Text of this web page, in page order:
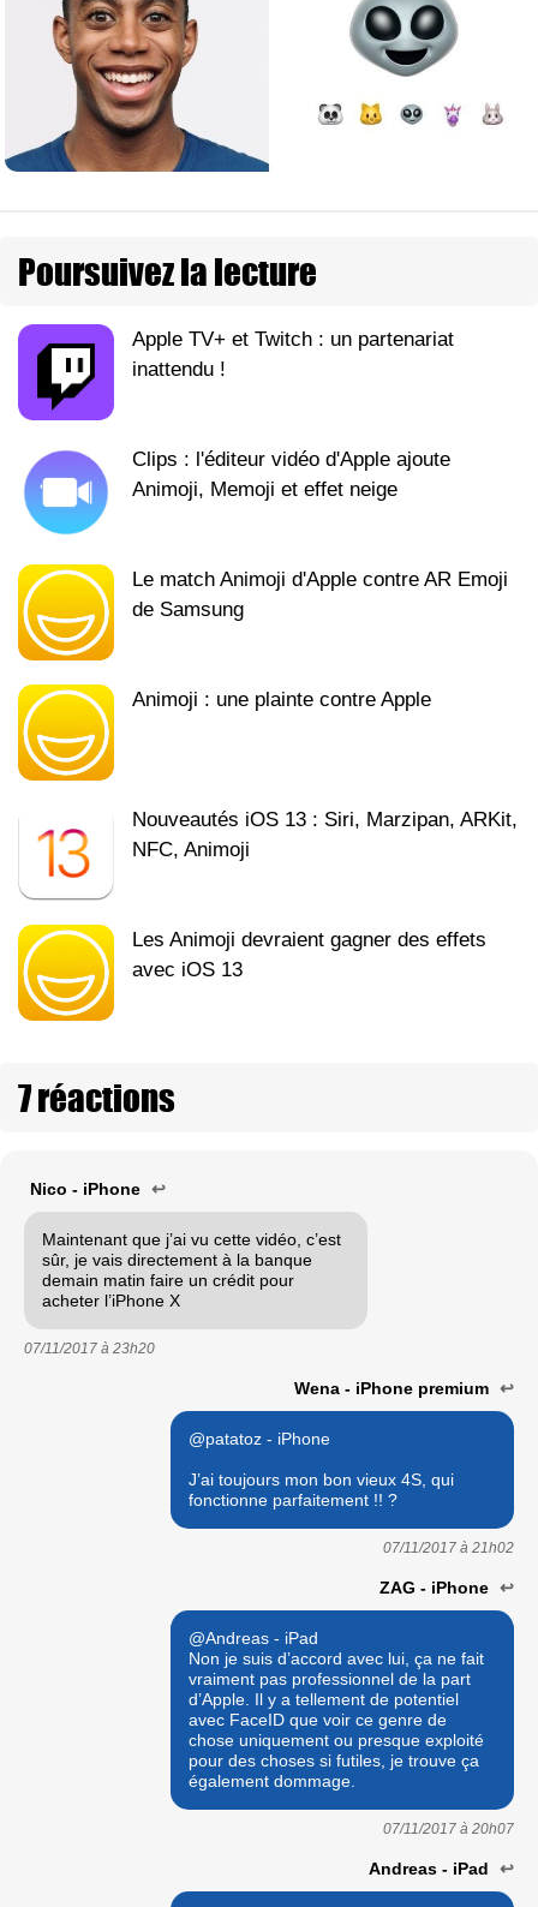
Poursuivez la lecture
Apple TV+ et Twitch : un partenariat
inattendu !
Clips : l'éditeur vidéo d'Apple ajoute
Animoji, Memoji et effet neige
Le match Animoji d'Apple contre AR Emoji
de Samsung
Animoji : une plainte contre Apple
Nouveautés iOS 13 : Siri, Marzipan, ARKit,
NFC, Animoji
Les Animoji devraient gagner des effets
avec iOS 13
7 réactions
Nico - iPhone ↩
Maintenant que j’ai vu cette vidéo, c’est
sûr, je vais directement à la banque
demain matin faire un crédit pour
acheter l’iPhone X
07/11/2017 à 23h20
Wena - iPhone premium ↩
@patatoz - iPhone
J’ai toujours mon bon vieux 4S, qui
fonctionne parfaitement !! ?
07/11/2017 à 21h02
ZAG - iPhone ↩
@Andreas - iPad
Non je suis d’accord avec lui, ça ne fait
vraiment pas professionnel de la part
d’Apple. Il y a tellement de potentiel
avec FaceID que voir ce genre de
chose uniquement ou presque exploité
pour des choses si futiles, je trouve ça
également dommage.
07/11/2017 à 20h07
Andreas - iPad ↩